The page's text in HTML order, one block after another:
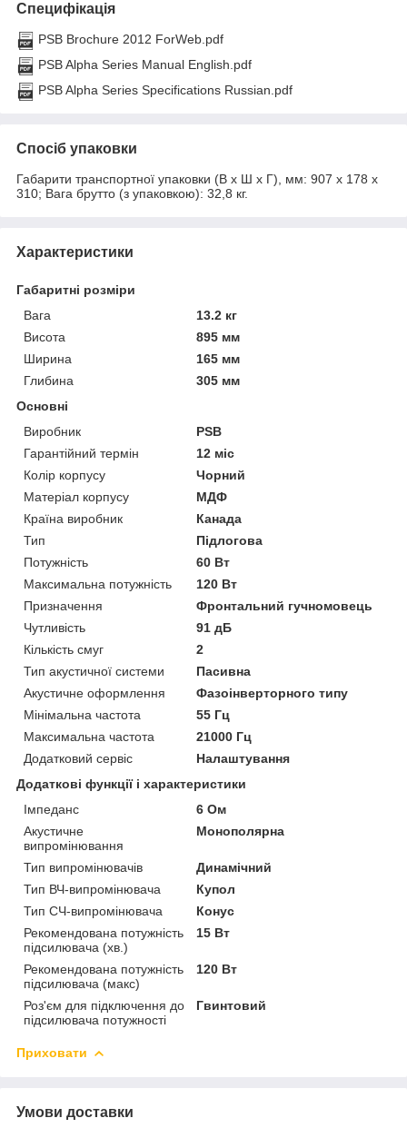
Специфікація
PSB Brochure 2012 ForWeb.pdf
PSB Alpha Series Manual English.pdf
PSB Alpha Series Specifications Russian.pdf
Спосіб упаковки
Габарити транспортної упаковки (В х Ш х Г), мм: 907 х 178 х
310; Вага брутто (з упаковкою): 32,8 кг.
Характеристики
Габаритні розміри
Вага
13.2 кг
Висота
895 мм
Ширина
165 мм
Глибина
305 мм
Основні
Виробник
PSB
Гарантійний термін
12 міс
Колір корпусу
Чорний
Матеріал корпусу
МДФ
Країна виробник
Канада
Тип
Підлогова
Потужність
60 Вт
Максимальна потужність
120 Вт
Призначення
Фронтальний гучномовець
Чутливість
91 дБ
Кількість смуг
2
Тип акустичної системи
Пасивна
Акустичне оформлення
Фазоінверторного типу
Мінімальна частота
55 Гц
Максимальна частота
21000 Гц
Додатковий сервіс
Налаштування
Додаткові функції і характеристики
Імпеданс
6 Ом
Акустичне
випромінювання
Монополярна
Тип випромінювачів
Динамічний
Тип ВЧ-випромінювача
Купол
Тип СЧ-випромінювача
Конус
Рекомендована потужність
підсилювача (хв.)
15 Вт
Рекомендована потужність
підсилювача (макс)
120 Вт
Роз'єм для підключення до
підсилювача потужності
Гвинтовий
Приховати
Умови доставки